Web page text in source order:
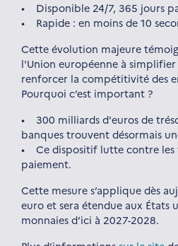
• Disponible 24/7, 365 jours
• Rapide : en moins de 10
Cette évolution majeure
l'Union européenne à simplifier
renforcer la compétitivité des
Pourquoi c’est important ?
• 300 milliards d'euros de
banques trouvent désormais
• Ce dispositif lutte contre les
paiement.
Cette mesure s’applique dès
euro et sera étendue aux États
monnaies d’ici à 2027-2028.